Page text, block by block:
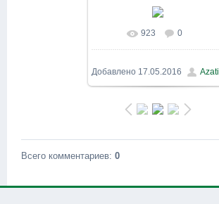
В реальном размере
1600x1200 / 156.5Kb
923 0
Добавлено 17.05.2016
Всего комментариев: 0